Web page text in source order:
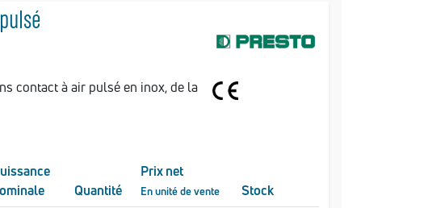
contact à air pulsé en inox, de la
Quantité
Prix net
En unité de vente
Stock